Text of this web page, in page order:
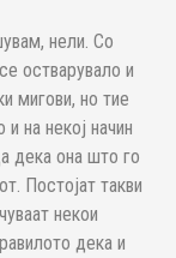
нели. Со
остварувало и
мигови, но тие
на некој начин
дека она што го
Постојат такви
некои
дека и